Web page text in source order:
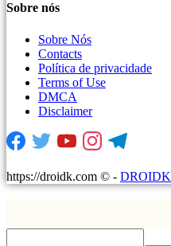
Sobre nós
Sobre Nós
Contacts
Política de privacidade
Terms of Use
DMCA
Disclaimer
https://droidk.com © - DROIDK